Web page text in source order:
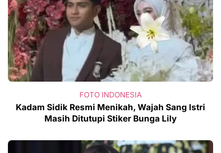
FOTO INDONESIA
Kadam Sidik Resmi Menikah, Wajah Sang Istri
Masih Ditutupi Stiker Bunga Lily